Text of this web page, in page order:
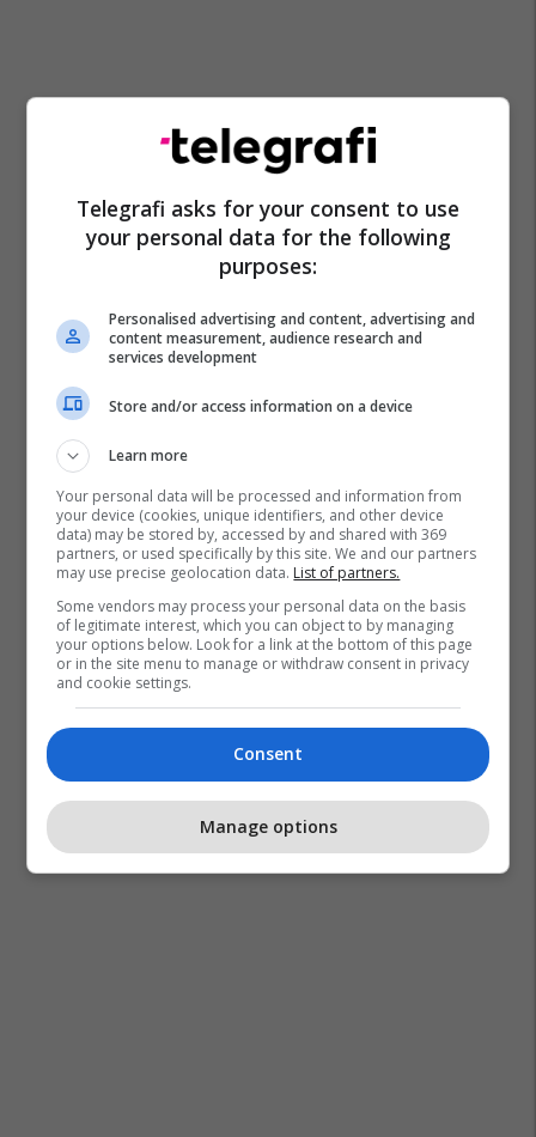
Telegrafi asks for your consent to use
your personal data for the following
purposes:
Personalised advertising and content, advertising and
content measurement, audience research and
services development
Store and/or access information on a device
Learn more
Your personal data will be processed and information from
your device (cookies, unique identifiers, and other device
data) may be stored by, accessed by and shared with 369
partners, or used specifically by this site. We and our partners
may use precise geolocation data. List of partners.
Some vendors may process your personal data on the basis
of legitimate interest, which you can object to by managing
your options below. Look for a link at the bottom of this page
or in the site menu to manage or withdraw consent in privacy
and cookie settings.
Consent
Manage options